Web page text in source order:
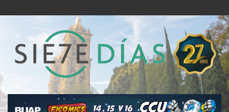
al
Semanario 7 Días